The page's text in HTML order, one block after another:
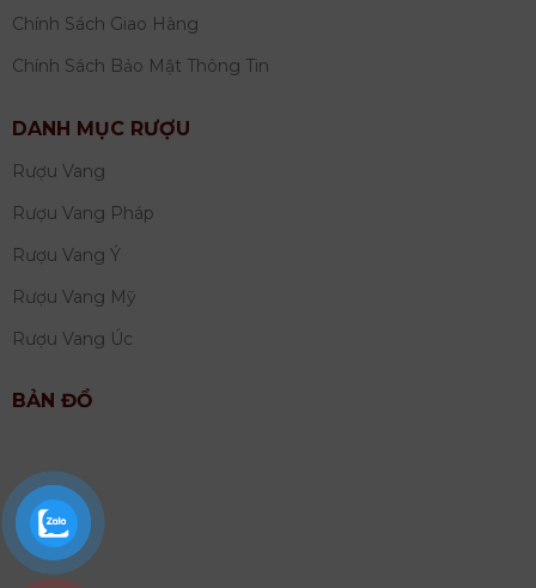
Chính Sách Giao Hàng
Chính Sách Bảo Mật Thông Tin
DANH MỤC RƯỢU
Rượu Vang
Rượu Vang Pháp
Rượu Vang Ý
Rượu Vang Mỹ
Rượu Vang Úc
BẢN ĐỒ